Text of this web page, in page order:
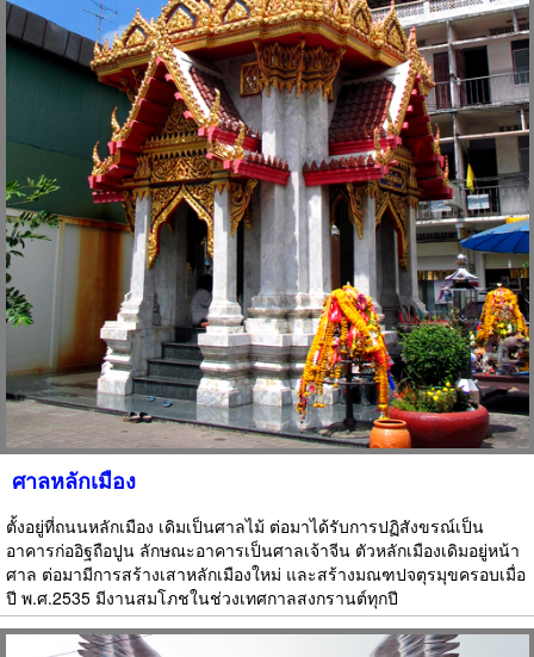
ศาลหลักเมือง
ตั้งอยู่ที่ถนนหลักเมือง เดิมเป็นศาลไม้ ต่อมาได้รับการปฏิสังขรณ์เป็น
อาคารก่ออิฐถือปูน ลักษณะอาคารเป็นศาลเจ้าจีน ตัวหลักเมืองเดิมอยู่หน้า
ศาล ต่อมามีการสร้างเสาหลักเมืองใหม่ และสร้างมณฑปจตุรมุขครอบเมื่อ
ปี พ.ศ.2535 มีงานสมโภชในช่วงเทศกาลสงกรานต์ทุกปี